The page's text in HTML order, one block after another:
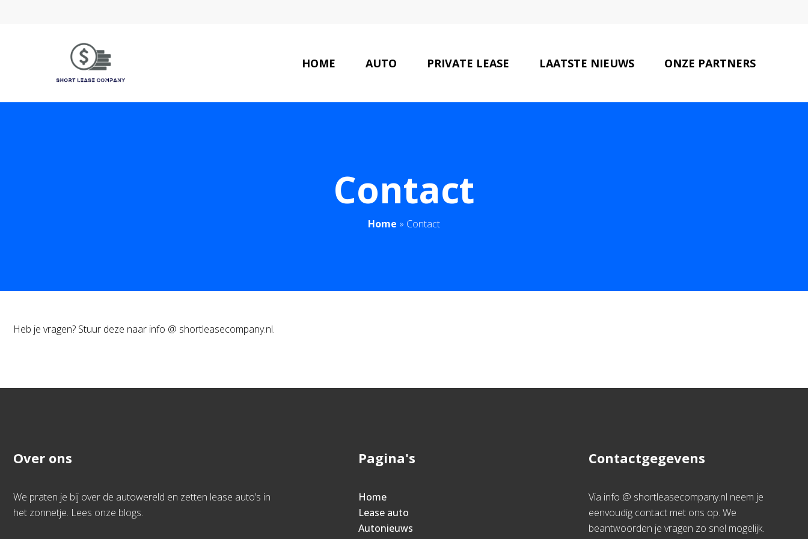
HOME AUTO PRIVATE LEASE LAATSTE NIEUWS ONZE PARTNERS
Contact
Home » Contact
Heb je vragen? Stuur deze naar info @ shortleasecompany.nl.
Over ons
We praten je bij over de autowereld en zetten lease auto’s in
het zonnetje. Lees onze blogs.
Pagina's
Home
Lease auto
Autonieuws
Contactgegevens
Via info @ shortleasecompany.nl neem je
eenvoudig contact met ons op. We
beantwoorden je vragen zo snel mogelijk.